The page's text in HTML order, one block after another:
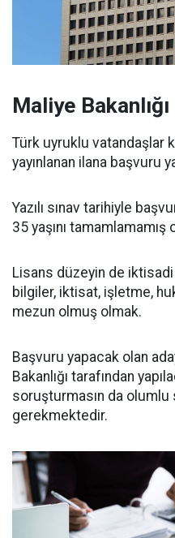
Maliye
Türk uyruklu vatandaşlar
yayınlanan ilana başvuru
Yazılı sınav tarihiyle
35 yaşını
Lisans düzeyin de
bilgiler, iktisat, işletme,
mezun olmuş olmak.
Başvuru yapacak olan
Bakanlığı tarafından
soruşturmasın da olumlu
gerekmektedir.